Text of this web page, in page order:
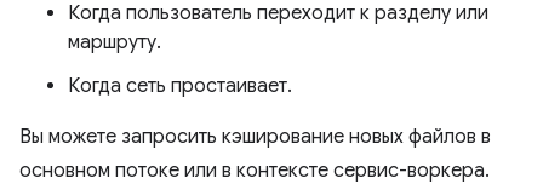
Когда пользователь переходит к разделу или
маршруту.
Когда сеть простаивает.
Вы можете запросить кэширование новых файлов в
основном потоке или в контексте сервис-воркера.